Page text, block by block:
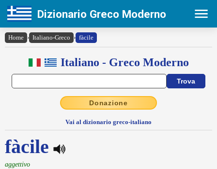
Dizionario Greco Moderno
Home › Italiano-Greco › fàcile
Italiano - Greco Moderno
Donazione
Vai al dizionario greco-italiano
fàcile
aggettivo